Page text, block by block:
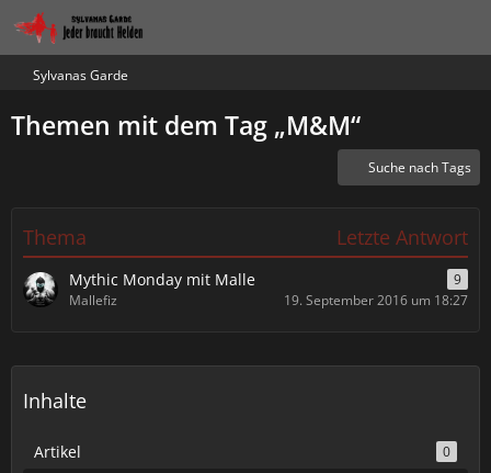
Sylvanas Garde
Themen mit dem Tag „M&M“
Suche nach Tags
Thema Letzte Antwort
Mythic Monday mit Malle
9
Mallefiz
19. September 2016 um 18:27
Inhalte
Artikel 0